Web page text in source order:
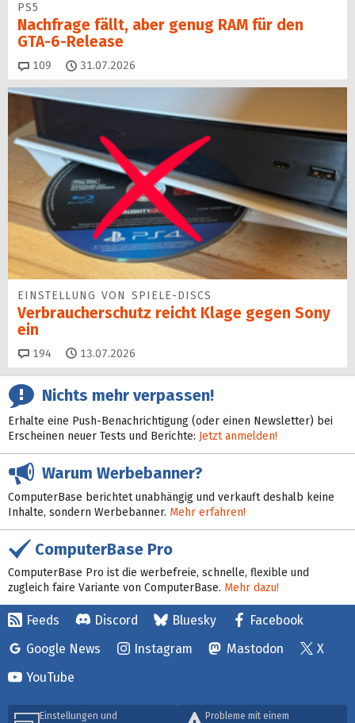
PS5
Nachfrage fällt, aber genug RAM für den
GTA-6-Release
109 Kommentare
31.07.2026
EINSTELLUNG VON SPIELE-DISCS
Verbraucherschutz reicht Klage gegen Sony
ein
194 Kommentare
13.07.2026
Nichts mehr verpassen!
Erhalte eine Push-Benachrichtigung (oder einen Newsletter) bei
Erscheinen neuer Tests und Berichte: Jetzt anmelden!
Warum Werbebanner?
ComputerBase berichtet unabhängig und verkauft deshalb keine
Inhalte, sondern Werbebanner. Mehr erfahren!
ComputerBase Pro
ComputerBase Pro ist die werbefreie, schnelle, flexible und
zugleich faire Variante von ComputerBase. Mehr dazu!
Feeds Discord Bluesky
Facebook
Google News
Instagram Mastodon
X
YouTube
Einstellungen und Probleme mit einem